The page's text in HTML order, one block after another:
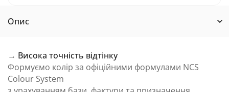
Опис
→ Висока точність відтінку
Формуємо колір за офіційними формулами NCS
Colour System